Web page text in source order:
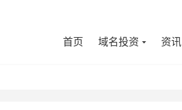
首页 域名投资 资讯